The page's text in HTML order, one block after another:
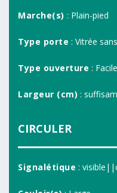
Marche(s) : Plain-pied
Type porte : Vitrée
Type ouverture : Facile
Largeur (cm) :
CIRCULER
Signalétique :